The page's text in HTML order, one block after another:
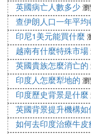
朗，將伊朗北部歸
沙皇統治的俄羅斯
望。
『肆』 沙俄喜歡
在海外沒有殖民
沙皇俄國在逐步的
性。當沙皇俄國逐
了蒙古人對外擴張
步吞並實力較弱的
英國病亡人數多少
查伊朗人口一年平
印尼1美元能買什麼
越南有什麼特殊市場
英國貴族怎麼消亡的
印度人怎麼犁地的
印度歷史背景是什麼
英國背景提升機構如
如何去印度治療牛皮